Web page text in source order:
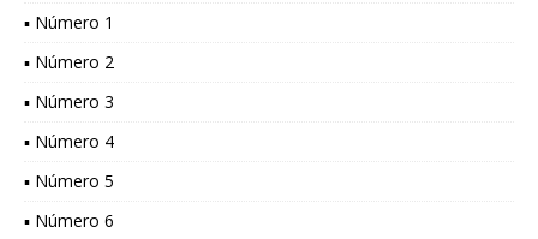
▪ Número 1
▪ Número 2
▪ Número 3
▪ Número 4
▪ Número 5
▪ Número 6